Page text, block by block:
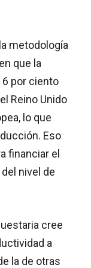
metodología
que la
por ciento
Reino Unido
lo que
Eso
financiar el
nivel de
cree
a
la de otras